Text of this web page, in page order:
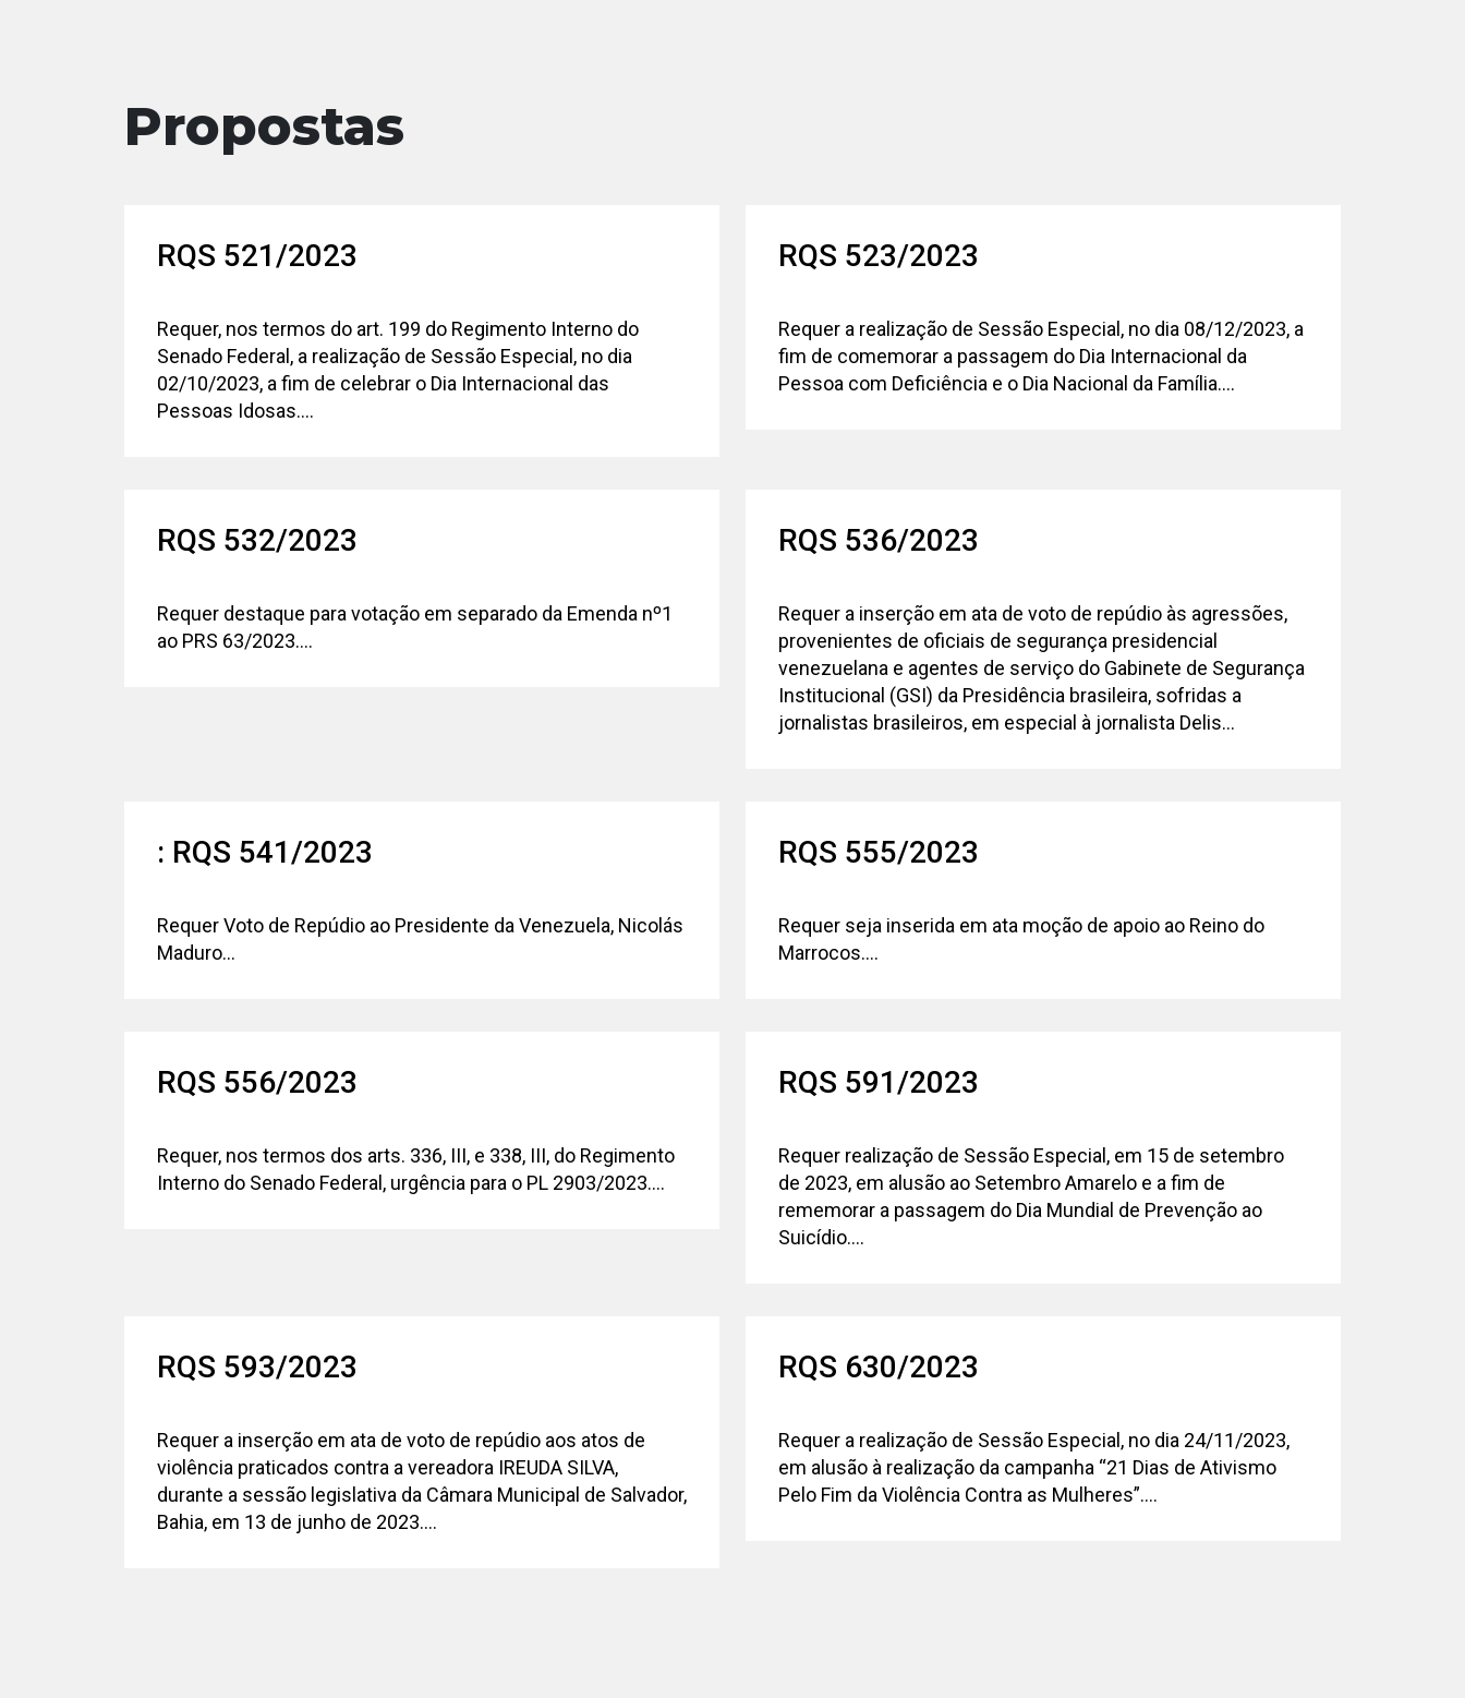
Propostas
RQS 521/2023
Requer, nos termos do art. 199 do Regimento Interno do
Senado Federal, a realização de Sessão Especial, no dia
02/10/2023, a fim de celebrar o Dia Internacional das
Pessoas Idosas....
RQS 523/2023
Requer a realização de Sessão Especial, no dia 08/12/2023, a
fim de comemorar a passagem do Dia Internacional da
Pessoa com Deficiência e o Dia Nacional da Família....
RQS 532/2023
Requer destaque para votação em separado da Emenda nº1
ao PRS 63/2023....
RQS 536/2023
Requer a inserção em ata de voto de repúdio às agressões,
provenientes de oficiais de segurança presidencial
venezuelana e agentes de serviço do Gabinete de Segurança
Institucional (GSI) da Presidência brasileira, sofridas a
jornalistas brasileiros, em especial à jornalista Delis...
: RQS 541/2023
Requer Voto de Repúdio ao Presidente da Venezuela, Nicolás
Maduro...
RQS 555/2023
Requer seja inserida em ata moção de apoio ao Reino do
Marrocos....
RQS 556/2023
Requer, nos termos dos arts. 336, III, e 338, III, do Regimento
Interno do Senado Federal, urgência para o PL 2903/2023....
RQS 591/2023
Requer realização de Sessão Especial, em 15 de setembro
de 2023, em alusão ao Setembro Amarelo e a fim de
rememorar a passagem do Dia Mundial de Prevenção ao
Suicídio....
RQS 593/2023
Requer a inserção em ata de voto de repúdio aos atos de
violência praticados contra a vereadora IREUDA SILVA,
durante a sessão legislativa da Câmara Municipal de Salvador,
Bahia, em 13 de junho de 2023....
RQS 630/2023
Requer a realização de Sessão Especial, no dia 24/11/2023,
em alusão à realização da campanha “21 Dias de Ativismo
Pelo Fim da Violência Contra as Mulheres”....